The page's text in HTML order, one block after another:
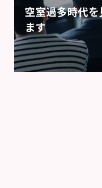
空室過多時代
ます